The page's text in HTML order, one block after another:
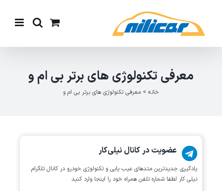
content
معرفی تکنولوژی های برتر بی ام و
خانه > معرفی تکنولوژی های برتر بی ام و
عضویت در کانال نیلی‌کار
یادگیری جدیدترین متد‌های عیب یابی‌ و تکنولوژی خودرو در کانال تلگرام
نیلی کار لطفا شماره تلفن همراه خود را اینجا وارد کنید